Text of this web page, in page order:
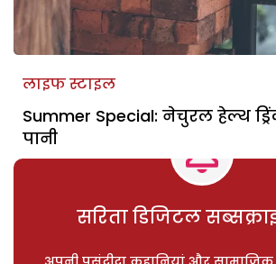
लाइफ स्टाइल
Summer Special: नेचुरल हेल्थ
पानी
सरिता डिजिटल